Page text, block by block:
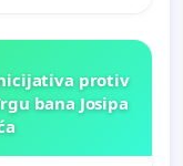
inicijativa protiv
bana Josipa